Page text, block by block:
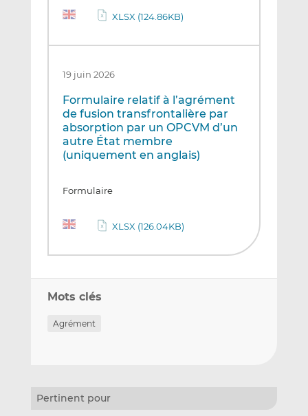
XLSX (124.86KB)
19 juin 2026
Formulaire relatif à l’agrément
de fusion transfrontalière par
absorption par un OPCVM d’un
autre État membre
(uniquement en anglais)
Formulaire
XLSX (126.04KB)
Mots clés
Agrément
Pertinent pour